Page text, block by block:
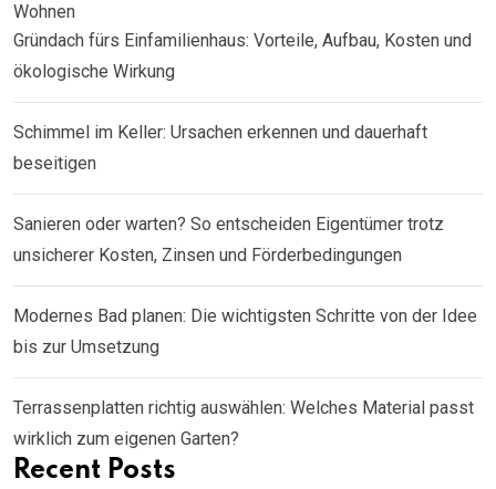
Wohnen
Gründach fürs Einfamilienhaus: Vorteile, Aufbau, Kosten und
ökologische Wirkung
Schimmel im Keller: Ursachen erkennen und dauerhaft
beseitigen
Sanieren oder warten? So entscheiden Eigentümer trotz
unsicherer Kosten, Zinsen und Förderbedingungen
Modernes Bad planen: Die wichtigsten Schritte von der Idee
bis zur Umsetzung
Terrassenplatten richtig auswählen: Welches Material passt
wirklich zum eigenen Garten?
Recent Posts